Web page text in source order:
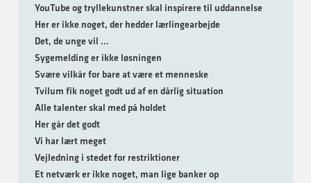
YouTube og tryllekunstner skal inspirere til uddannelse
Her er ikke noget, der hedder lærlingearbejde
Det, de unge vil …
Sygemelding er ikke løsningen
Svære vilkår for bare at være et menneske
Tvilum fik noget godt ud af en dårlig situation
Alle talenter skal med på holdet
Her går det godt
Vi har lært meget
Vejledning i stedet for restriktioner
Et netværk er ikke noget, man lige banker op